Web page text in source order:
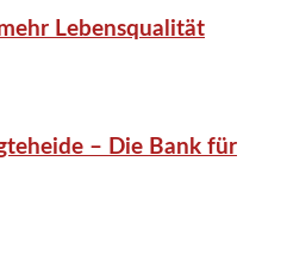
Lebensqualität
– Die Bank für